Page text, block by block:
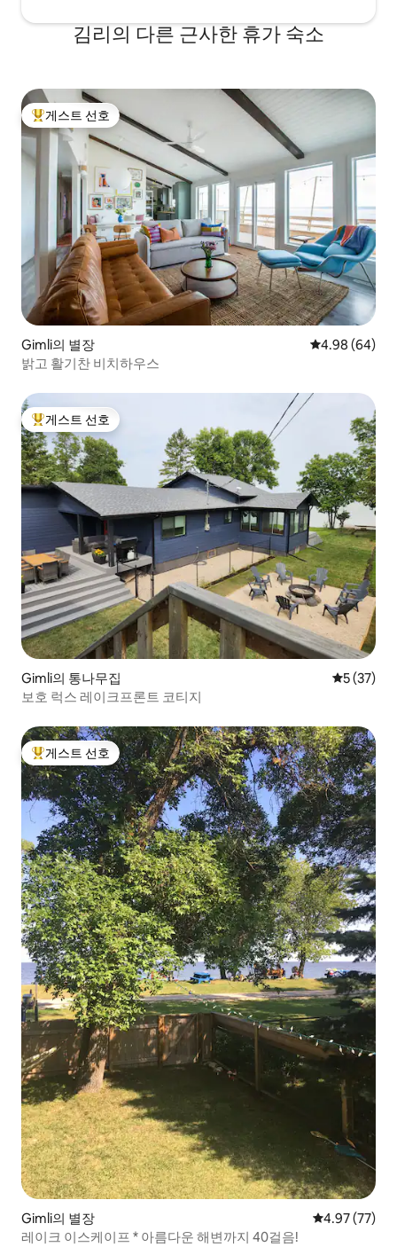
김리의 다른 근사한 휴가 숙소
상위 게스트 선호
게스트 선호
Gimli의 별장 평점 4.98점(5
4.98 (64)
밝고 활기찬 비치하우스
상위 게스트 선호
게스트 선호
Gimli의 통나무집 평점 5점
5 (37)
보호 럭스 레이크프론트 코티지
상위 게스트 선호
게스트 선호
Gimli의 별장 평점 4.97점(5
4.97 (77)
레이크 이스케이프 * 아름다운 해변까지 40걸음!